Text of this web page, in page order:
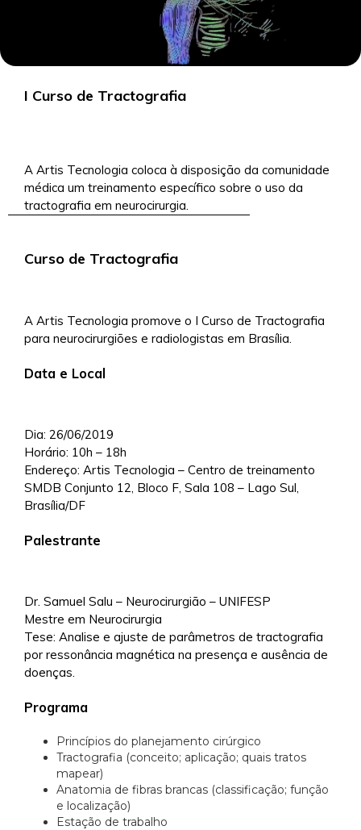
I Curso de Tractografia
A Artis Tecnologia coloca à disposição da comunidade
médica um treinamento específico sobre o uso da
tractografia em neurocirurgia.
Curso de Tractografia
A Artis Tecnologia promove o I Curso de Tractografia
para neurocirurgiões e radiologistas em Brasília.
Data e Local
Dia: 26/06/2019
Horário: 10h – 18h
Endereço: Artis Tecnologia – Centro de treinamento
SMDB Conjunto 12, Bloco F, Sala 108 – Lago Sul,
Brasília/DF
Palestrante
Dr. Samuel Salu – Neurocirurgião – UNIFESP
Mestre em Neurocirurgia
Tese: Analise e ajuste de parâmetros de tractografia
por ressonância magnética na presença e ausência de
doenças.
Programa
Princípios do planejamento cirúrgico
Tractografia (conceito; aplicação; quais tratos
mapear)
Anatomia de fibras brancas (classificação; função
e localização)
Estação de trabalho